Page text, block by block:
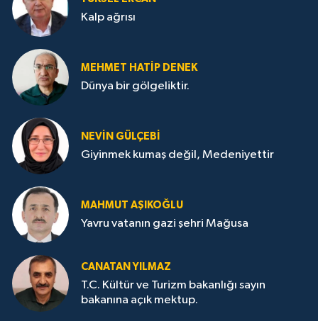
Kalp ağrısı
MEHMET HATİP DENEK
Dünya bir gölgeliktir.
NEVİN GÜLÇEBİ
Giyinmek kumaş değil, Medeniyettir
MAHMUT AŞIKOĞLU
Yavru vatanın gazi şehri Mağusa
CANATAN YILMAZ
T.C. Kültür ve Turizm bakanlığı sayın
bakanına açık mektup.